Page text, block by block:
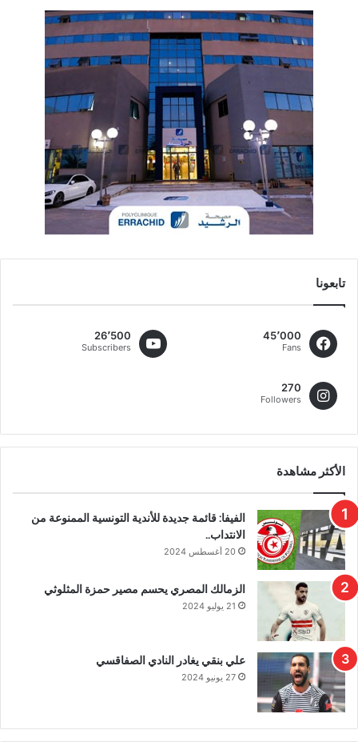
تابعونا
45٬000
Fans
26٬500
Subscribers
270
Followers
الأكثر مشاهدة
الفيفا: قائمة جديدة للأندية التونسية الممنوعة من
الانتداب..
20 أغسطس 2024
الزمالك المصري يحسم مصير حمزة المثلوثي
21 يوليو 2024
علي بنقي يغادر النادي الصفاقسي
27 يونيو 2024